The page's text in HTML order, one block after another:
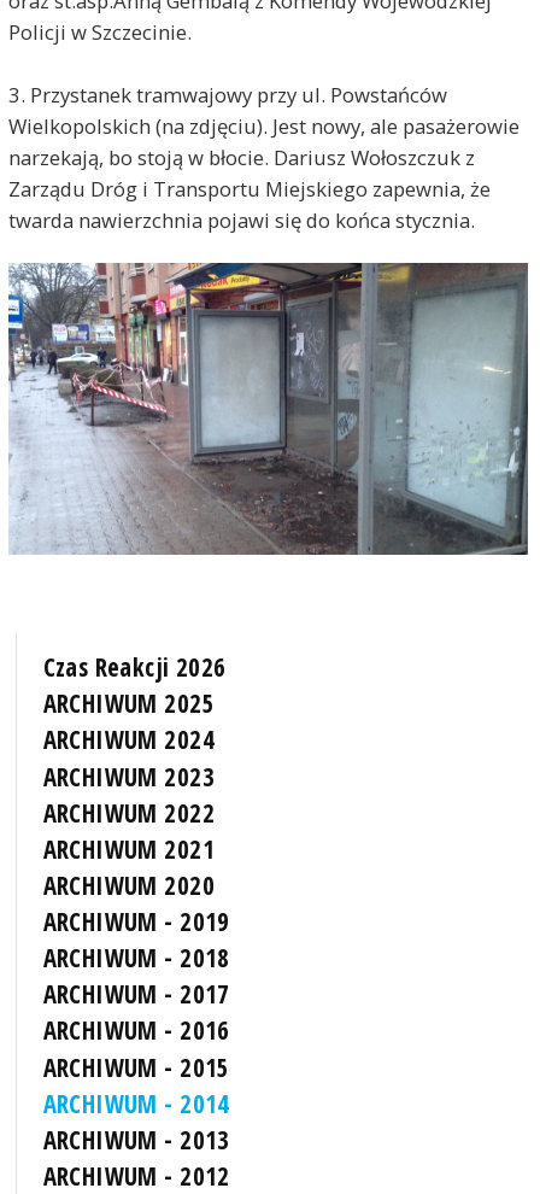
Policji w Szczecinie.
3. Przystanek tramwajowy przy ul. Powstańców
Wielkopolskich (na zdjęciu). Jest nowy, ale pasażerowie
narzekają, bo stoją w błocie. Dariusz Wołoszczuk z
Zarządu Dróg i Transportu Miejskiego zapewnia, że
twarda nawierzchnia pojawi się do końca stycznia.
Czas Reakcji 2026
ARCHIWUM 2025
ARCHIWUM 2024
ARCHIWUM 2023
ARCHIWUM 2022
ARCHIWUM 2021
ARCHIWUM 2020
ARCHIWUM - 2019
ARCHIWUM - 2018
ARCHIWUM - 2017
ARCHIWUM - 2016
ARCHIWUM - 2015
ARCHIWUM - 2014
ARCHIWUM - 2013
ARCHIWUM - 2012